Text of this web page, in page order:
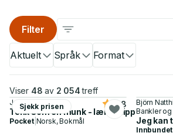
Aktuelt Språk Format
Filter
Viser 48 av 2 054 treff
Sjekk prisen
Jay Shetty
Tenk som en munk - lær å slippe
4.8
Pocket| Norsk, Bokmål
Björn
Bankler og
Jeg kan
Innbundet